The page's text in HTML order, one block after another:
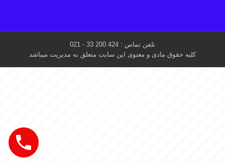
تلفن تماس : 424 200 33 - 021
کلیه حقوق مادی و معنوی این سایت متعلق به مدیریت میباشد